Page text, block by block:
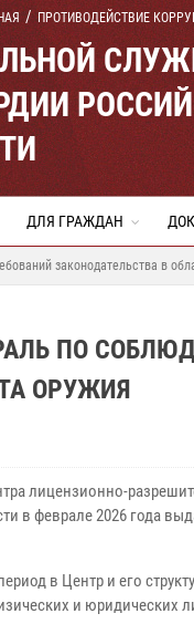
ПРОТИВОДЕЙСТВИЕ
ДЛЯ ГРАЖДАН
законодательства в
ПО
ОРУЖИЯ
лицензионно-
в феврале 2026 года
в Центр и его
и юридических